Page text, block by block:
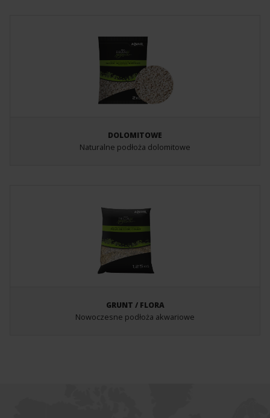
DOLOMITOWE
Naturalne podłoża dolomitowe
GRUNT / FLORA
Nowoczesne podłoża akwariowe